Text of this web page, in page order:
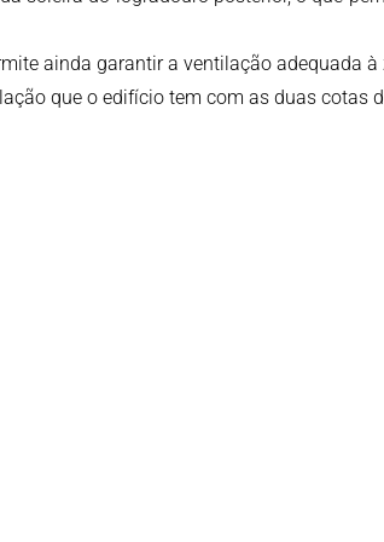
ainda garantir a ventilação adequada
que o edifício tem com as duas